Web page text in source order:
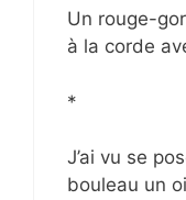
Un rouge-
à la corde
*
J’ai vu se
bouleau un